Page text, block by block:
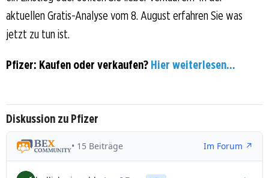
aktuellen Gratis-Analyse vom 8. August erfahren Sie was
jetzt zu tun ist.
Pfizer: Kaufen oder verkaufen? Hier weiterlesen...
Diskussion zu Pfizer